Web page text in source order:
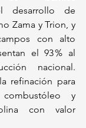
desarrollo de
Zama y Trion, y
con alto
el 93 % al
nacional.
refinación para
y
con valor